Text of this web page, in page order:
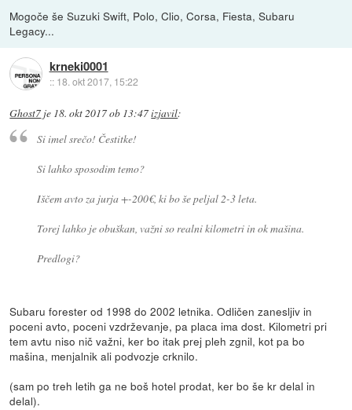
Mogoče še Suzuki Swift, Polo, Clio, Corsa, Fiesta, Subaru
Legacy...
krneki0001
:: 18. okt 2017, 15:22
Ghost7 je 18. okt 2017 ob 13:47izjavil:
Si imel srečo! Čestitke!
Si lahko sposodim temo?
Iščem avto za jurja +-200€, ki bo še peljal 2-3 leta.
Torej lahko je obuškan, važni so realni kilometri in ok mašina.
Predlogi?
Subaru forester od 1998 do 2002 letnika. Odličen zanesljiv in
poceni avto, poceni vzdrževanje, pa placa ima dost. Kilometri pri
tem avtu niso nič važni, ker bo itak prej pleh zgnil, kot pa bo
mašina, menjalnik ali podvozje crknilo.
(sam po treh letih ga ne boš hotel prodat, ker bo še kr delal in
delal).